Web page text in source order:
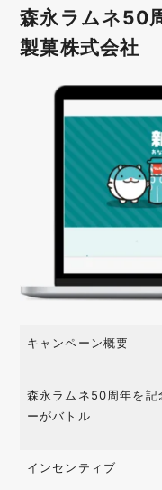
森永ラムネ50
製菓株式会社
キャンペーン概要
森永ラムネ50周年を記
ーがバトル
インセンティブ